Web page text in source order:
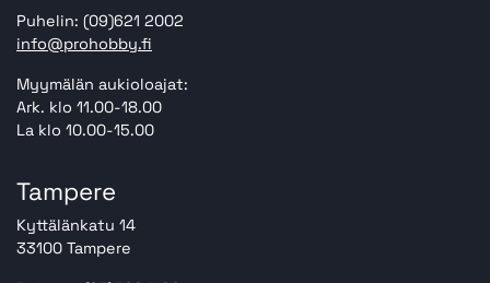
Puhelin: (09)621 2002
info@prohobby.fi
Myymälän aukioloajat:
Ark. klo 11.00-18.00
La klo 10.00-15.00
Tampere
Kyttälänkatu 14
33100 Tampere